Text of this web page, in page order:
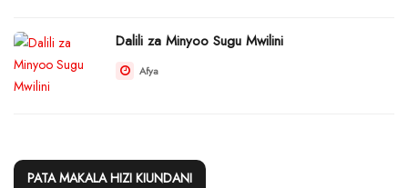
Dalili za Minyoo Sugu Mwilini
Afya
PATA MAKALA HIZI KIUNDANI